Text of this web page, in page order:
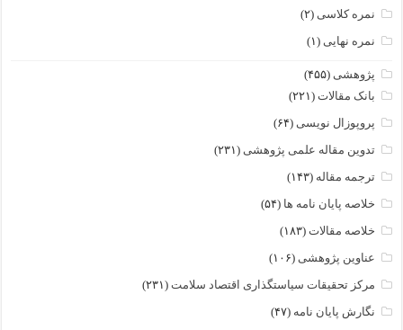
نمره کلاسی (۲)
نمره نهایی (۱)
پژوهشی (۴۵۵)
بانک مقالات (۲۲۱)
پروپوزال نویسی (۶۴)
تدوین مقاله علمی پژوهشی (۲۳۱)
ترجمه مقاله (۱۴۳)
خلاصه پایان نامه ها (۵۴)
خلاصه مقالات (۱۸۳)
عناوین پژوهشی (۱۰۶)
مرکز تحقیقات سیاستگذاری اقتصاد سلامت (۲۳۱)
نگارش پایان نامه (۴۷)